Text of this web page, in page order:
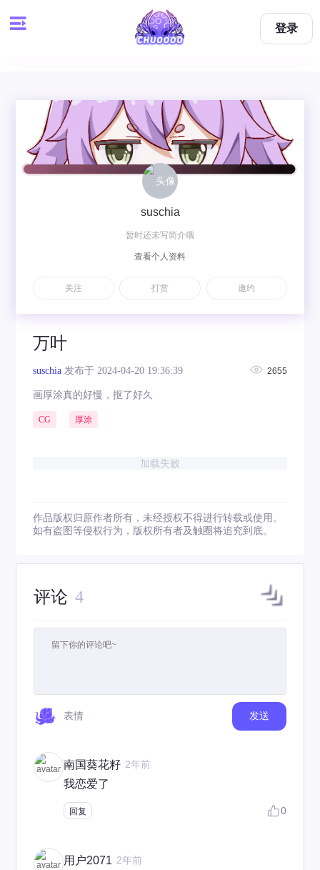
登录
万叶
suschia 发布于 2024-04-20 19:36:39 2655
画厚涂真的好慢，抠了好久
CG 厚涂
加载失败
作品版权归原作者所有，未经授权不得进行转载或使用。
如有盗图等侵权行为，版权所有者及触圈将追究到底。
评论 4
表情 发送
南国葵花籽 2年前
我恋爱了
回复 0
用户2071 2年前
suschia
暂时还未写简介哦
查看个人资料
关注 打赏 邀约